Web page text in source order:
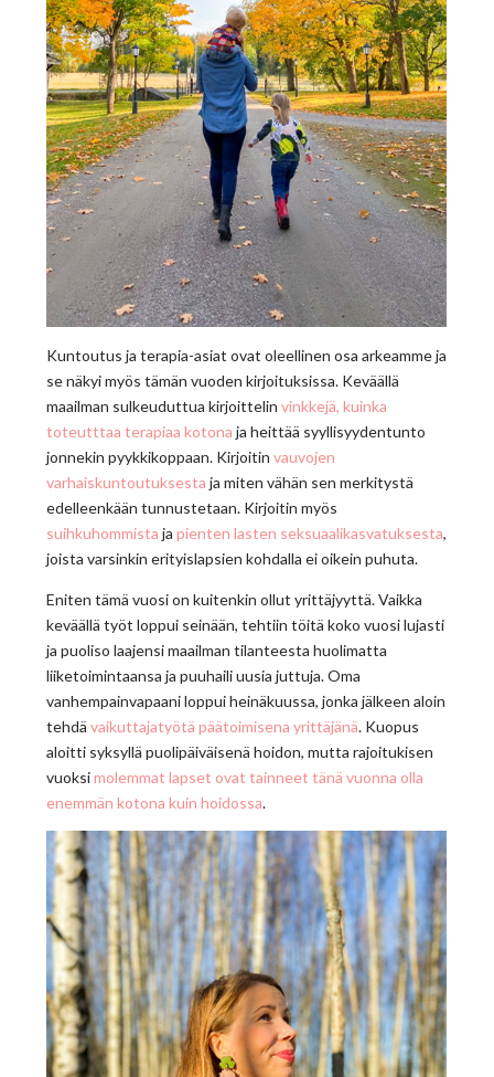
Kuntoutus ja terapia-asiat ovat oleellinen osa arkeamme ja
se näkyi myös tämän vuoden kirjoituksissa. Keväällä
maailman sulkeuduttua kirjoittelinvinkkejä, kuinka
toteutttaa terapiaa kotona ja heittää syyllisyydentunto
jonnekin pyykkikoppaan. Kirjoitinvauvojen
varhaiskuntoutuksesta ja miten vähän sen merkitystä
edelleenkään tunnustetaan. Kirjoitin myös
suihkuhommista japienten lasten seksuaalikasvatuksesta,
joista varsinkin erityislapsien kohdalla ei oikein puhuta.
Eniten tämä vuosi on kuitenkin ollut yrittäjyyttä. Vaikka
keväällä työt loppui seinään, tehtiin töitä koko vuosi lujasti
ja puoliso laajensi maailman tilanteesta huolimatta
liiketoimintaansa ja puuhaili uusia juttuja. Oma
vanhempainvapaani loppui heinäkuussa, jonka jälkeen aloin
tehdävaikuttajatyötä päätoimisena yrittäjänä. Kuopus
aloitti syksyllä puolipäiväisenä hoidon, mutta rajoitukisen
vuoksimolemmat lapset ovat tainneet tänä vuonna olla
enemmän kotona kuin hoidossa.